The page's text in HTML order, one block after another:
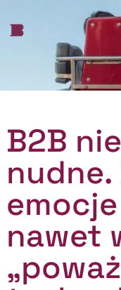
B2B
nudne.
nawet